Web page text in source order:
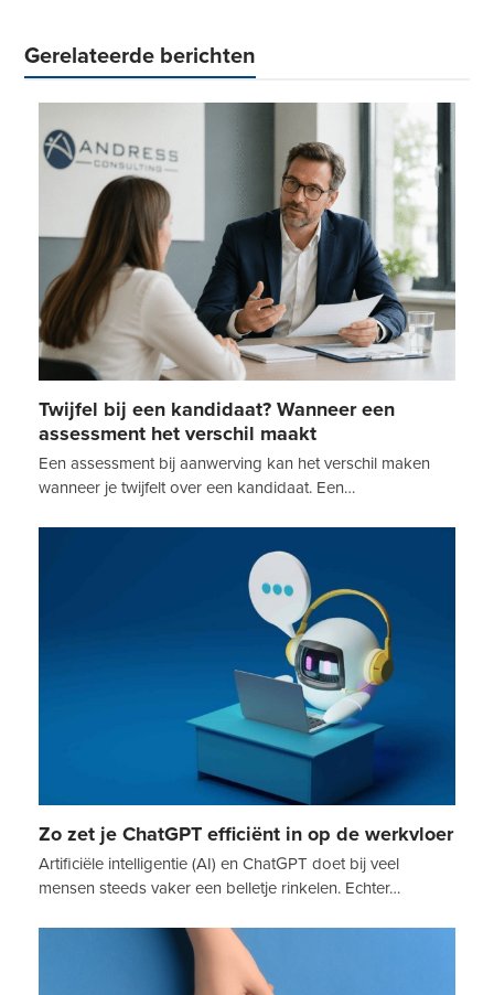
Gerelateerde berichten
Twijfel bij een kandidaat? Wanneer een
assessment het verschil maakt
Een assessment bij aanwerving kan het verschil maken
wanneer je twijfelt over een kandidaat. Een…
Zo zet je ChatGPT efficiënt in op de werkvloer
Artificiële intelligentie (AI) en ChatGPT doet bij veel
mensen steeds vaker een belletje rinkelen. Echter…